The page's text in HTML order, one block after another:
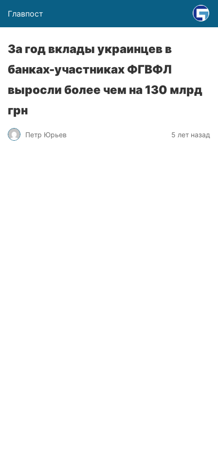
Главпост
За год вклады украинцев в
банках-участниках ФГВФЛ
выросли более чем на 130 млрд
грн
Петр Юрьев 5 лет назад